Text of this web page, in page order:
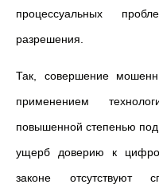
процессуальных
разрешения.
Так, совершение
применением
повышенной степенью
ущерб доверию к
законе отсутствуют